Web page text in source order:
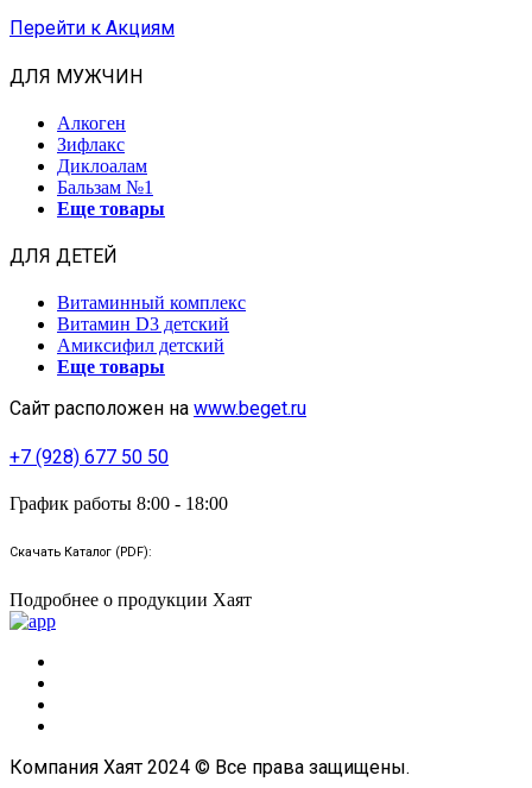
Перейти к Акциям
ДЛЯ МУЖЧИН
Алкоген
Зифлакс
Диклоалам
Бальзам №1
Еще товары
ДЛЯ ДЕТЕЙ
Витаминный комплекс
Витамин D3 детский
Амиксифил детский
Еще товары
Сайт расположен на www.beget.ru
+7 (928) 677 50 50
График работы 8:00 - 18:00
Скачать Каталог (PDF):
Подробнее о продукции Хаят
Компания Хаят 2024 © Все права защищены.